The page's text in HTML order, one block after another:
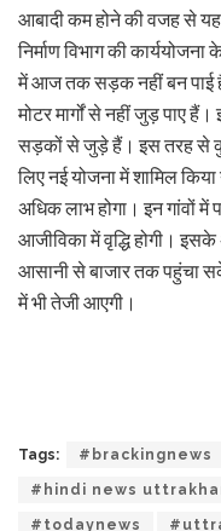
आबादी कम होने की वजह से
निर्माण विभाग की
में आज तक सड़क नहीं बन पाई
मोटर मार्गों से नहीं जुड़ पाए
सड़कों से जुड़े हैं। इस तरह से
लिए नई योजना में शामिल
अधिक लाभ होगा। इन गांवों में
आजीविका में वृद्धि होगी।
आसानी से बाजार तक पहुंचा
में भी तेजी आएगी।
Tags: #brackingnews
#hindi news
#todaynews